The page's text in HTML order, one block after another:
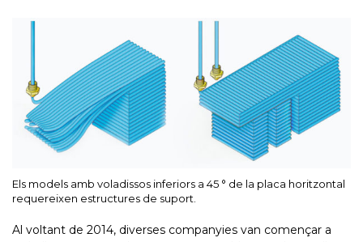
Els models amb voladissos inferiors a 45 ° de la placa horitzontal
requereixen estructures de suport.
Al voltant de 2014, diverses companyies van començar a